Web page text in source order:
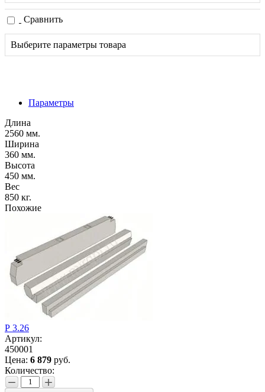
Сравнить
Выберите параметры товара
Параметры
Длина
2560 мм.
Ширина
360 мм.
Высота
450 мм.
Вес
850 кг.
Похожие
Р 3.26
Артикул:
450001
Цена: 6 879 руб.
Количество:
− +